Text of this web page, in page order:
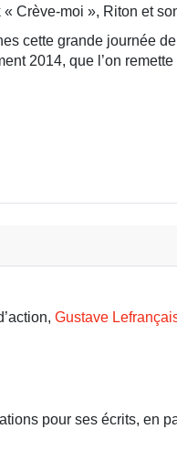
Crève-moi », Riton et
cette grande journée
2014, que l’on remette
Gustave
pour ses écrits, en